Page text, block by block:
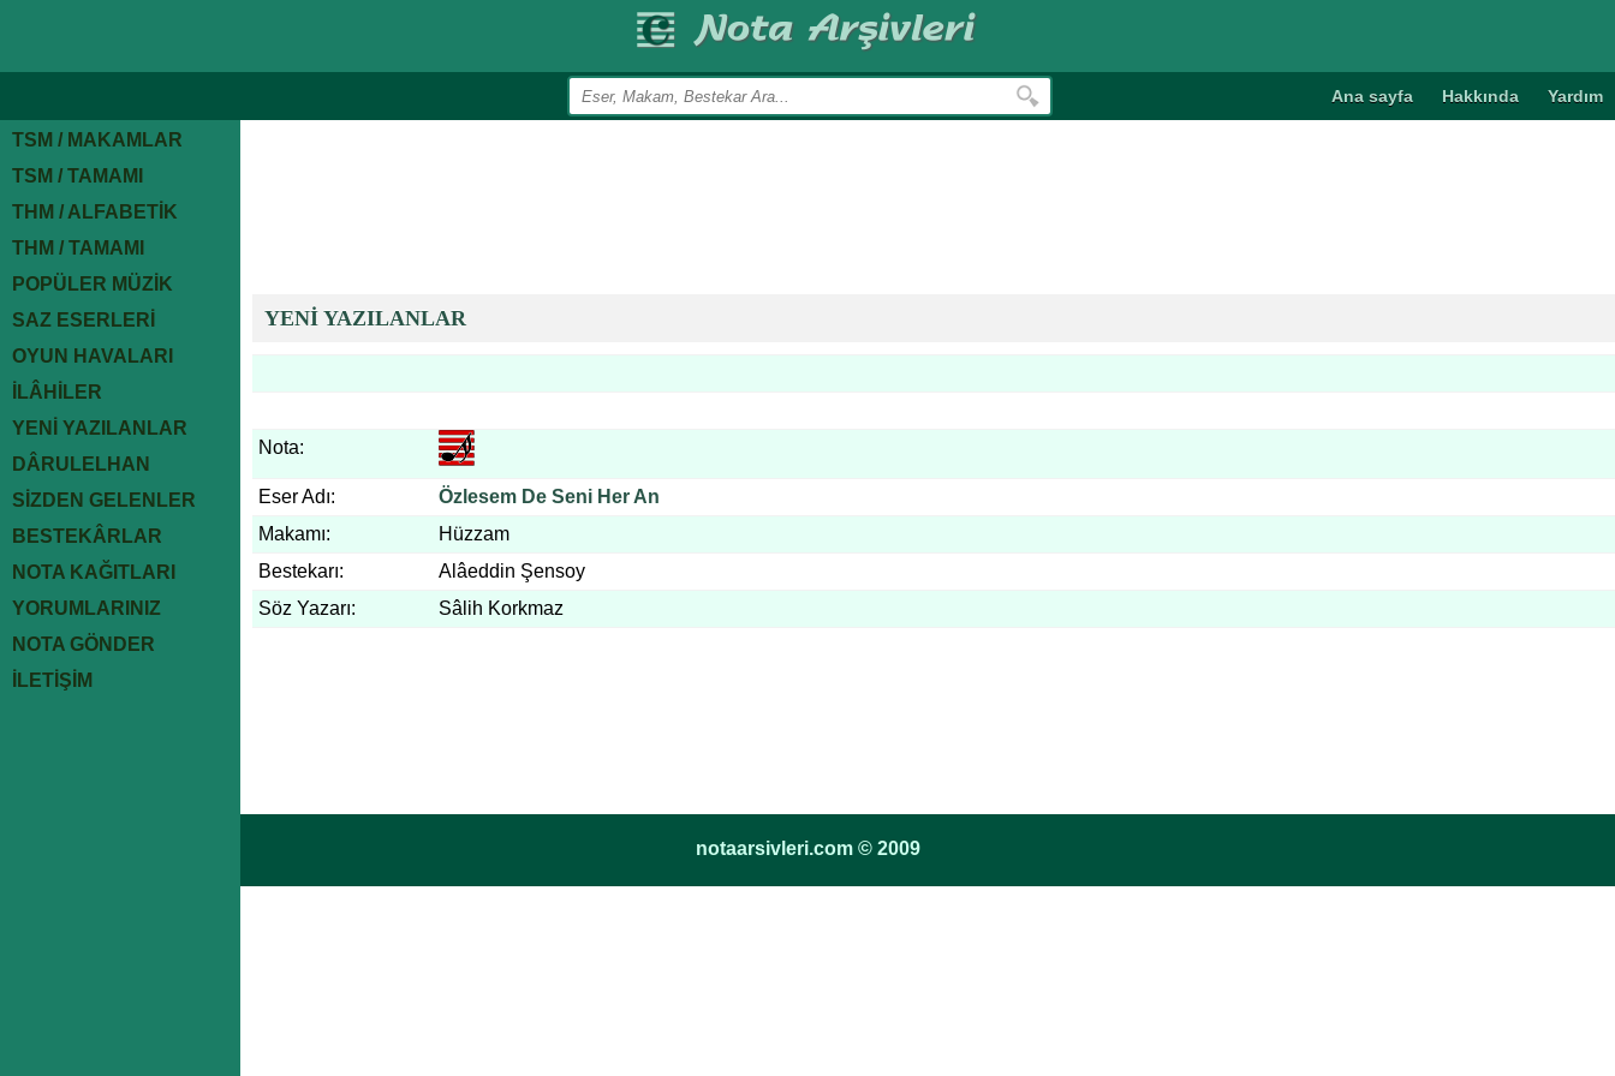
Ana sayfa Hakkında Yardım
TSM / MAKAMLAR
TSM / TAMAMI
THM / ALFABETİK
THM / TAMAMI
POPÜLER MÜZİK
SAZ ESERLERİ
OYUN HAVALARI
İLÂHİLER
YENİ YAZILANLAR
DÂRULELHAN
SİZDEN GELENLER
BESTEKÂRLAR
NOTA KAĞITLARI
YORUMLARINIZ
NOTA GÖNDER
İLETİŞİM
YENİ YAZILANLAR
Nota:
Eser Adı:
Özlesem De Seni Her An
Makamı:
Hüzzam
Bestekarı:
Alâeddin Şensoy
Söz Yazarı:
Sâlih Korkmaz
notaarsivleri.com © 2009